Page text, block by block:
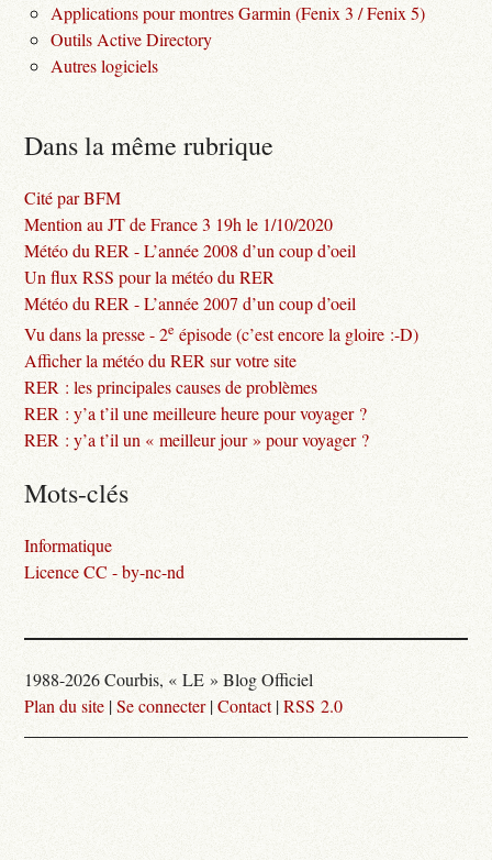
Applications pour montres Garmin (Fenix 3 / Fenix 5)
Outils Active Directory
Autres logiciels
Dans la même rubrique
Cité par BFM
Mention au JT de France 3 19h le 1/10/2020
Météo du RER - L’année 2008 d’un coup d’oeil
Un flux RSS pour la météo du RER
Météo du RER - L’année 2007 d’un coup d’oeil
Vu dans la presse - 2e épisode (c’est encore la gloire :-D)
Afficher la météo du RER sur votre site
RER : les principales causes de problèmes
RER : y’a t’il une meilleure heure pour voyager ?
RER : y’a t’il un « meilleur jour » pour voyager ?
Mots-clés
Informatique
Licence CC - by-nc-nd
1988-2026 Courbis, « LE » Blog Officiel
Plan du site |Se connecter|Contact|RSS 2.0